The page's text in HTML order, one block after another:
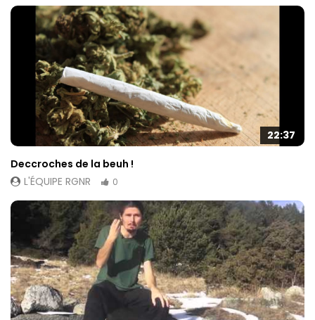
22:37
Deccroches de la beuh !
L'ÉQUIPE RGNR
0